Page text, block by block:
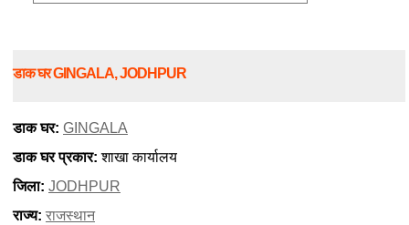
डाक घर GINGALA, JODHPUR
डाक घर: GINGALA
डाक घर प्रकार: शाखा कार्यालय
जिला: JODHPUR
राज्य: राजस्थान